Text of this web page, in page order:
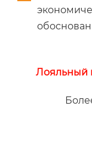
Лояльный